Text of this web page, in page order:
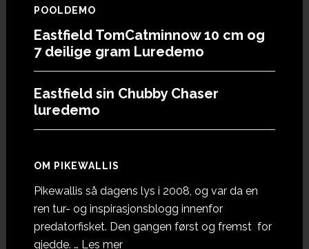
POOLDEMO
Eastfield TomCatminnow 10 cm og
7 deilige gram Luredemo
Eastfield sin Chubby Chaser
luredemo
OM PIKEWALLIS
Pikewallis så dagens lys i 2008, og var da en
ren tur- og inspirasjonsblogg innenfor
predatorfisket. Den gangen først og fremst for
gjedde. … Les meromOm